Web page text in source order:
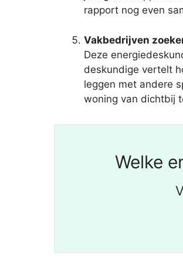
rapport nog even
Vakbedrijven
Deze
deskundige vertelt
leggen met andere
woning van dichtbij
Welke